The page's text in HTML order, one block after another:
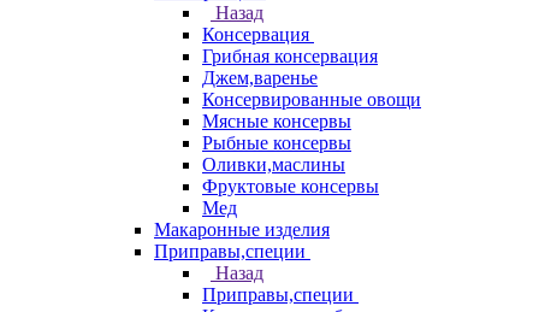
Назад
Консервация
Грибная консервация
Джем,варенье
Консервированные овощи
Мясные консервы
Рыбные консервы
Оливки,маслины
Фруктовые консервы
Мед
Макаронные изделия
Приправы,специи
Назад
Приправы,специи